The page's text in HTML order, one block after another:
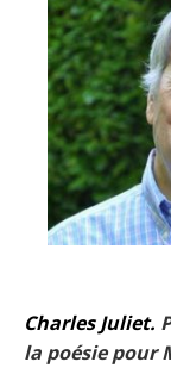
Charles Juliet.
la poésie pour